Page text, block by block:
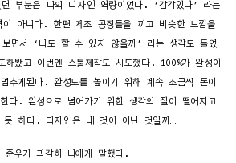
부분은 나의 디자인 역량이었다. ‘감각있다’ 라는
아니다. 한편 제조 공장들을 끼고 비슷한 느낌을
면서 ‘나도 할 수 있지 않을까’ 라는 생각도 들었
봤고 이번엔 스툴제작도 시도했다. 100%가 완성이
추게된다. 완성도를 높이기 위해 계속 조금씩 돈이
다. 완성으로 넘어가기 위한 생각의 질이 떨어지고
듯 하다. 디자인은 내 것이 아닌 것일까…
준우가 과감히 나에게 말했다.